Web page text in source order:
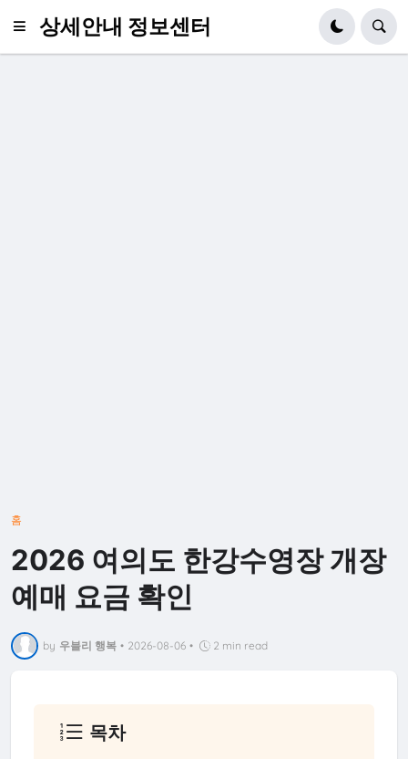
상세안내 정보센터
홈
2026 여의도 한강수영장 개장
예매 요금 확인
by 우블리 행복 • 2026-08-06 • 2 min read
목차